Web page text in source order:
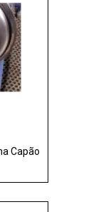
Capão